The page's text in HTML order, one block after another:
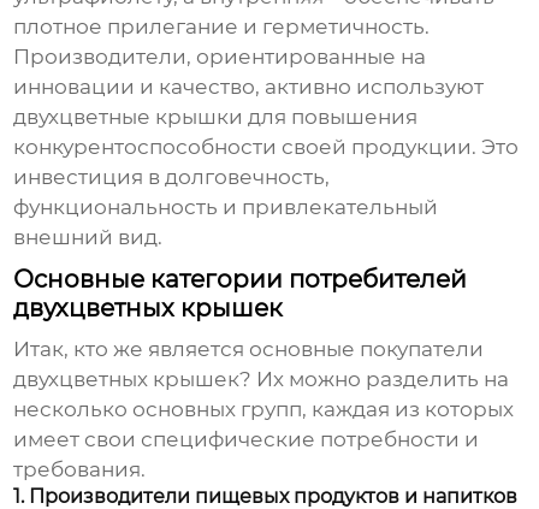
плотное прилегание и герметичность.
Производители, ориентированные на
инновации и качество, активно используют
двухцветные крышки для повышения
конкурентоспособности своей продукции. Это
инвестиция в долговечность,
функциональность и привлекательный
внешний вид.
Основные категории потребителей
двухцветных крышек
Итак, кто же является основные покупатели
двухцветных крышек? Их можно разделить на
несколько основных групп, каждая из которых
имеет свои специфические потребности и
требования.
1. Производители пищевых продуктов и напитков